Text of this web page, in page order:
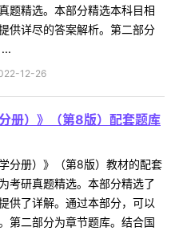
题精选。本部分精选本科目相
供详尽的答案解析。第二部分
12-26
册）》（第8版）配套题库
分册）》（第8版）教材的配套
考研真题精选。本部分精选了
供了详解。通过本部分，可以
第二部分为章节题库。结合国